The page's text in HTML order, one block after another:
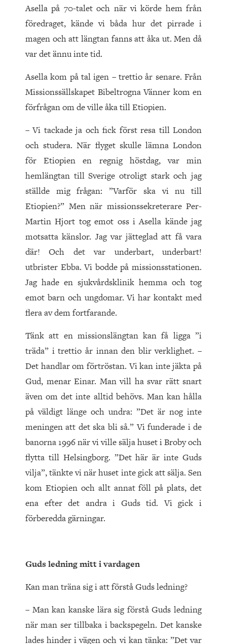
Asella på 70-talet och när vi körde hem från
föredraget, kände vi båda hur det pirrade i
magen och att längtan fanns att åka ut. Men då
var det ännu inte tid.
Asella kom på tal igen – trettio år senare. Från
Missionssällskapet Bibeltrogna Vänner kom en
förfrågan om de ville åka till Etiopien.
– Vi tackade ja och fick först resa till London
och studera. När flyget skulle lämna London
för Etiopien en regnig höstdag, var min
hemlängtan till Sverige otroligt stark och jag
ställde mig frågan: ”Varför ska vi nu till
Etiopien?” Men när missionssekreterare Per-
Martin Hjort tog emot oss i Asella kände jag
motsatta känslor. Jag var jätteglad att få vara
där! Och det var underbart, underbart!
utbrister Ebba. Vi bodde på missionsstationen.
Jag hade en sjukvårdsklinik hemma och tog
emot barn och ungdomar. Vi har kontakt med
flera av dem fortfarande.
Tänk att en missionslängtan kan få ligga ”i
träda” i trettio år innan den blir verklighet. –
Det handlar om förtröstan. Vi kan inte jäkta på
Gud, menar Einar. Man vill ha svar rätt snart
även om det inte alltid behövs. Man kan hålla
på väldigt länge och undra: ”Det är nog inte
meningen att det ska bli så.” Vi funderade i de
banorna 1996 när vi ville sälja huset i Broby och
flytta till Helsingborg. ”Det här är inte Guds
vilja”, tänkte vi när huset inte gick att sälja. Sen
kom Etiopien och allt annat föll på plats, det
ena efter det andra i Guds tid. Vi gick i
förberedda gärningar.
Guds ledning mitt i vardagen
Kan man träna sig i att förstå Guds ledning?
– Man kan kanske lära sig förstå Guds ledning
när man ser tillbaka i backspegeln. Det kanske
lades hinder i vägen och vi kan tänka: ”Det var